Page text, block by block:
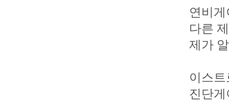
연비
다른
제가
이스
진단